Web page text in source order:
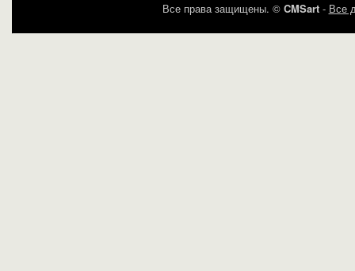
Все права защищены. © CMSart- Все